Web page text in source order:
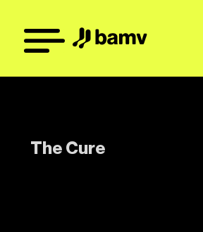
The Cure